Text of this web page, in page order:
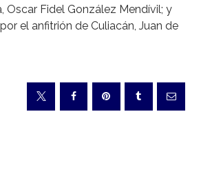
Oscar Fidel González Mendívil; y
el anfitrión de Culiacán, Juan de